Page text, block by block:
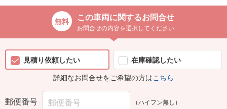
この車両に関するお問合せ
お問合せの内容を選択してください
見積り依頼したい
在庫確認したい
詳細なお問合せをご希望の方はこちら
郵便番号 （ハイフン無し）